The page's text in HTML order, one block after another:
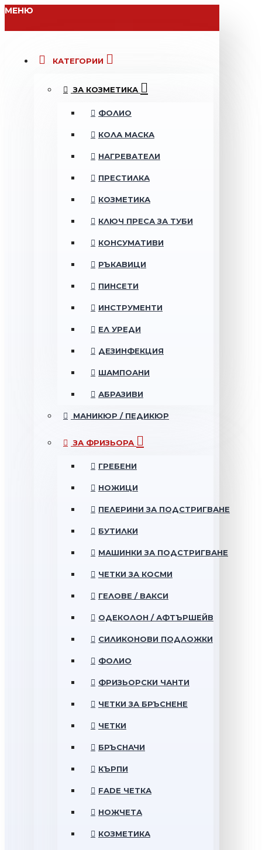
МЕНЮ
КАТЕГОРИИ
ЗА КОЗМЕТИКА
ФОЛИО
КОЛА МАСКА
НАГРЕВАТЕЛИ
ПРЕСТИЛКА
КОЗМЕТИКА
КЛЮЧ ПРЕСА ЗА ТУБИ
КОНСУМАТИВИ
РЪКАВИЦИ
ПИНСЕТИ
ИНСТРУМЕНТИ
ЕЛ УРЕДИ
ДЕЗИНФЕКЦИЯ
ШАМПОАНИ
АБРАЗИВИ
МАНИКЮР / ПЕДИКЮР
ЗА ФРИЗЬОРА
ГРЕБЕНИ
НОЖИЦИ
ПЕЛЕРИНИ ЗА ПОДСТРИГВАНЕ
БУТИЛКИ
МАШИНКИ ЗА ПОДСТРИГВАНЕ
ЧЕТКИ ЗА КОСМИ
ГЕЛОВЕ / ВАКСИ
ОДЕКОЛОН / АФТЪРШЕЙВ
СИЛИКОНОВИ ПОДЛОЖКИ
ФОЛИО
ФРИЗЬОРСКИ ЧАНТИ
ЧЕТКИ ЗА БРЪСНЕНЕ
ЧЕТКИ
БРЪСНАЧИ
КЪРПИ
FADE ЧЕТКА
НОЖЧЕТА
КОЗМЕТИКА